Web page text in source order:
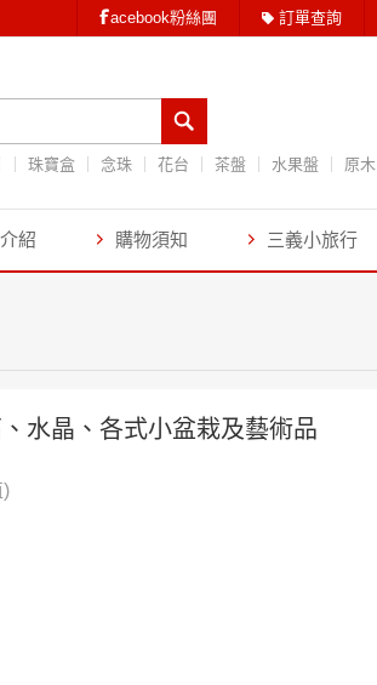
acebook粉絲團 訂單查詢
珠寶盒 念珠 花台 茶盤 水果盤 原木
紹 購物須知 三義小旅行
水晶、各式小盆栽及藝術品
)